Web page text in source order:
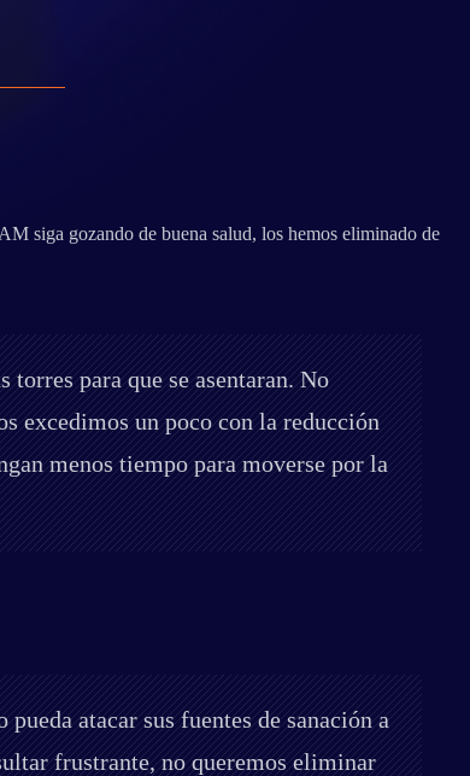
siga gozando de buena salud, los hemos eliminado de
para que se asentaran. No
excedimos un poco con la reducción
menos tiempo para moverse por la
atacar sus fuentes de sanación a
frustrante, no queremos eliminar